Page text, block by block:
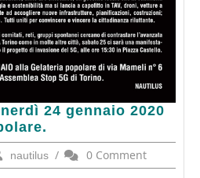
24 gennaio 2020
nautilusnautilus
/ 0 Comment